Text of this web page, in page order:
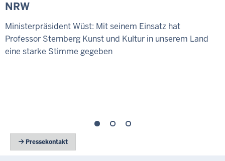
NRW
Ministerpräsident Wüst: Mit seinem Einsatz hat
Professor Sternberg Kunst und Kultur in unserem Land
eine starke Stimme gegeben
Pressekontakt